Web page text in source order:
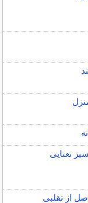
نعنایی
از تقلبی